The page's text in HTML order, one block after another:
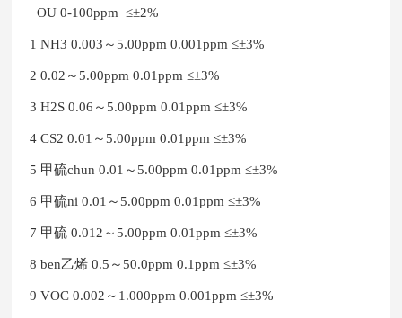
OU 0-100ppm≤±2%
1 NH3 0.003～5.00ppm 0.001ppm ≤±3%
2 0.02～5.00ppm 0.01ppm ≤±3%
3 H2S 0.06～5.00ppm 0.01ppm ≤±3%
4 CS2 0.01～5.00ppm 0.01ppm ≤±3%
5 甲硫chun 0.01～5.00ppm 0.01ppm ≤±3%
6 甲硫ni 0.01～5.00ppm 0.01ppm ≤±3%
7 甲硫 0.012～5.00ppm 0.01ppm ≤±3%
8 ben乙烯 0.5～50.0ppm 0.1ppm ≤±3%
9 VOC 0.002～1.000ppm 0.001ppm ≤±3%